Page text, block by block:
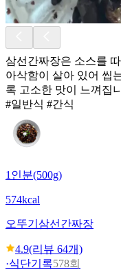
삼선간짜장은 소스를
아삭함이 살아 있어 씹
록 고소한 맛이 느껴집
#일반식 #간식
1인분(500g)
574kcal
오뚜기 삼선간짜장
4.9(리뷰 64개)
·식단기록578회